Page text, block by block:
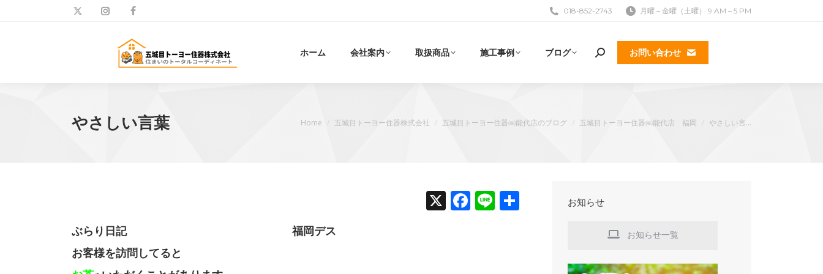
018-852-2743 月曜 – 金曜（土曜） 9 AM – 5 PM
ホーム 会社案内 取扱商品 施工事例 ブログ
検
お問い合わせ
やさしい言葉 現在地:
Home 五城目トーヨー住器株式会社 五城目トーヨー住器㈱能代店のブログ 五城目トーヨー住器㈱能代店 福岡 やさしい言…
X Facebook
Line
ぶらり日記 福岡デス
お客様を訪問してると
お知らせ
お知らせ一覧